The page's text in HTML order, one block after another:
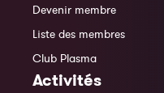
Devenir membre
Liste des membres
Club Plasma
Activités